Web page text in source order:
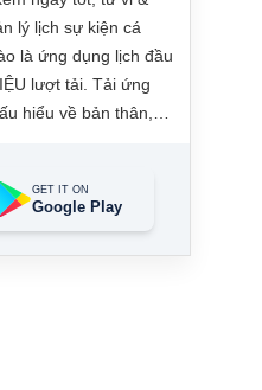
lý lịch sự kiện cá
là ứng dụng lịch đầu
lượt tải. Tải ứng
hiểu về bản thân,
GET IT ON
Google Play